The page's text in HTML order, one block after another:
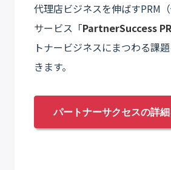
代理店ビジネスを伸ばすPRM（
サービス「PartnerSuccess
トナービジネスにまつわる課
きます。
パートナーサクセスの詳